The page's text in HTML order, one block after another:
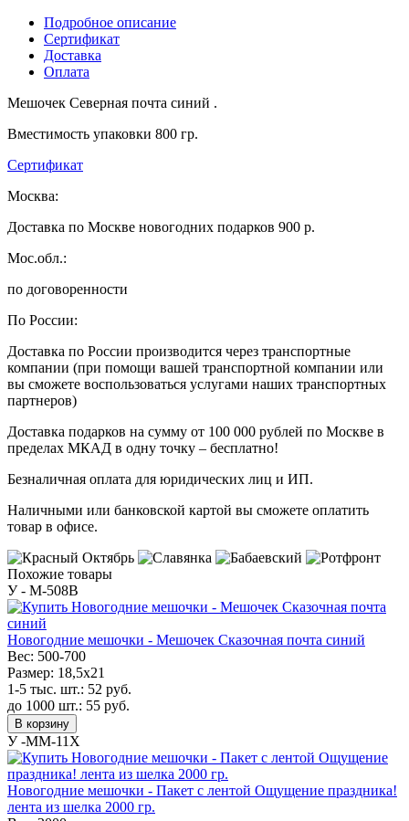
Подробное описание
Сертификат
Доставка
Оплата
Мешочек Северная почта синий .
Вместимость упаковки 800 гр.
Сертификат
Москва:
Доставка по Москве новогодних подарков 900 р.
Мос.обл.:
по договоренности
По России:
Доставка по России производится через транспортные
компании (при помощи вашей транспортной компании или
вы сможете воспользоваться услугами наших транспортных
партнеров)
Доставка подарков на сумму от 100 000 рублей по Москве в
пределах МКАД в одну точку – бесплатно!
Безналичная оплата для юридических лиц и ИП.
Наличными или банковской картой вы сможете оплатить
товар в офисе.
Похожие товары
У - M-508B
Новогодние мешочки - Мешочек Сказочная почта синий
Вес: 500-700
Размер: 18,5х21
1-5 тыс. шт.: 52 руб.
до 1000 шт.: 55 руб.
В корзину
У -MM-11X
Новогодние мешочки - Пакет с лентой Ощущение праздника!
лента из шелка 2000 гр.